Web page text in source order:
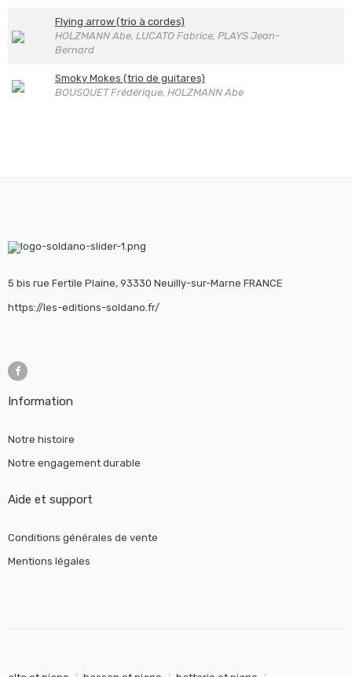
Flying arrow (trio à cordes)
HOLZMANN Abe, LUCATO Fabrice, PLAYS Jean-
Bernard
Smoky Mokes (trio de guitares)
BOUSQUET Frédérique, HOLZMANN Abe
5 bis rue Fertile Plaine, 93330 Neuilly-sur-Marne FRANCE
https://les-editions-soldano.fr/
Information
Notre histoire
Notre engagement durable
Aide et support
Conditions générales de vente
Mentions légales